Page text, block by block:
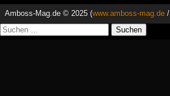
Amboss-Mag.de © 2025 (www.amboss-mag.de /